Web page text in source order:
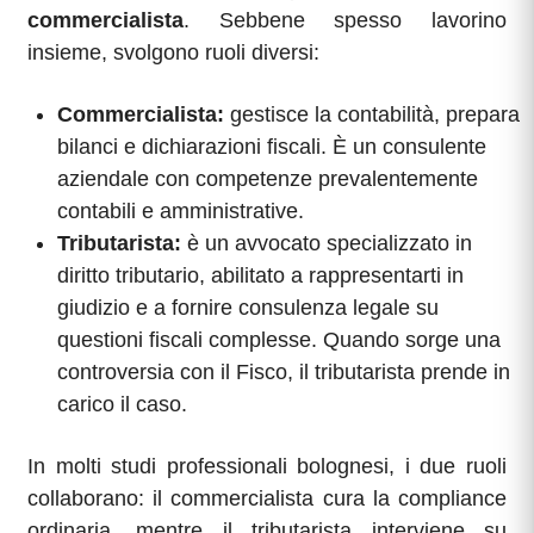
commercialista. Sebbene spesso lavorino
insieme, svolgono ruoli diversi:
Commercialista: gestisce la contabilità, prepara
bilanci e dichiarazioni fiscali. È un consulente
aziendale con competenze prevalentemente
contabili e amministrative.
Tributarista: è un avvocato specializzato in
diritto tributario, abilitato a rappresentarti in
giudizio e a fornire consulenza legale su
questioni fiscali complesse. Quando sorge una
controversia con il Fisco, il tributarista prende in
carico il caso.
In molti studi professionali bolognesi, i due ruoli
collaborano: il commercialista cura la compliance